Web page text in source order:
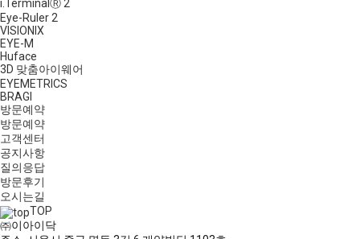
i.TerminalⓇ 2
Eye-Ruler 2
VISIONIX
EYE-M
Huface
3D 맞춤아이웨어
EYEMETRICS
BRAGI
방문예약
방문예약
고객센터
공지사항
질의응답
방문후기
오시는길
TOP
㈜이아이닥